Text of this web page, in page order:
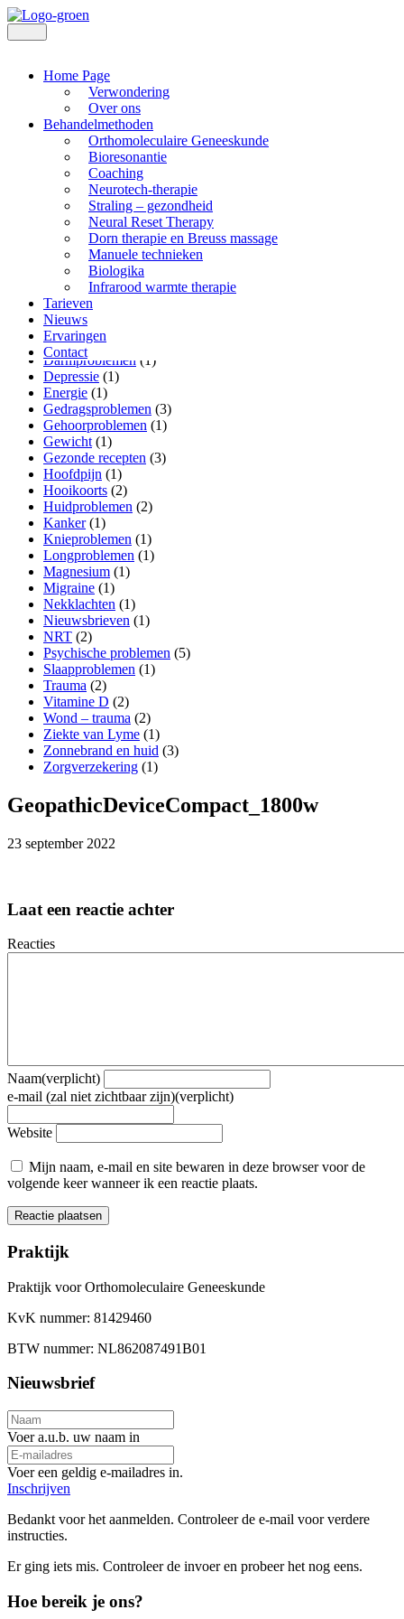
Home Page
Verwondering
Over ons
Behandelmethoden
Orthomoleculaire Geneeskunde
Bioresonantie
Coaching
Neurotech-therapie
Straling – gezondheid
Neural Reset Therapy
Dorn therapie en Breuss massage
Manuele technieken
Biologika
Infrarood warmte therapie
Tarieven
Nieuws
Ervaringen
Contact
Categorieën
Alle Berichten(26)
Alzheimer(1)
Anti-muggen(1)
B12(1)
Bewegingsapparaat(1)
Biologika(1)
Blaasontsteking(2)
Blessure(3)
Burn-out
Covid(1)
Darmproblemen (1)
Depressie (1)
Energie (1)
Gedragsproblemen (3)
Gehoorproblemen (1)
Gewicht (1)
Gezonde recepten (3)
Hoofdpijn (1)
Hooikoorts (2)
Huidproblemen (2)
Kanker(1)
Knieproblemen (1)
Longproblemen (1)
Magnesium (1)
Migraine (1)
Nekklachten (1)
Nieuwsbrieven (1)
NRT (2)
Psychische problemen (5)
Slaapproblemen (1)
Trauma (2)
Vitamine D (2)
Wond – trauma (2)
Ziekte van Lyme (1)
Zonnebrand en huid (3)
Zorgverzekering (1)
GeopathicDeviceCompact_1800w
23 september 2022
Laat een reactie achter
Reacties
Naam(verplicht)
e-mail (zal niet zichtbaar zijn)(verplicht)
Website
Mijn naam, e-mail en site bewaren in deze browser voor de
volgende keer wanneer ik een reactie plaats.
Praktijk
Praktijk voor Orthomoleculaire Geneeskunde
KvK nummer: 81429460
BTW nummer: NL862087491B01
Nieuwsbrief
Voer a.u.b. uw naam in
Voer een geldig e-mailadres in.
Inschrijven
Bedankt voor het aanmelden. Controleer de e-mail voor verdere
instructies.
Er ging iets mis. Controleer de invoer en probeer het nog eens.
Hoe bereik je ons?